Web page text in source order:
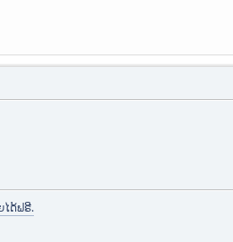
ໄດ້ຟຣີ.